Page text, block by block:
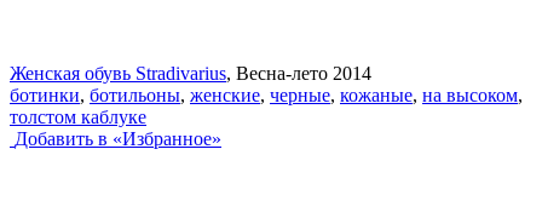
Женская обувь Stradivarius, Весна-лето 2014
ботинки, ботильоны, женские, черные, кожаные, на высоком,
толстом каблуке
Добавить в «Избранное»